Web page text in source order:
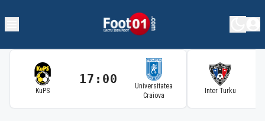
KuPS
17:00
Universitatea
Craiova
Inter Turku